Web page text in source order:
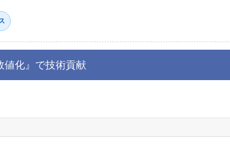
値化』で技術貢献